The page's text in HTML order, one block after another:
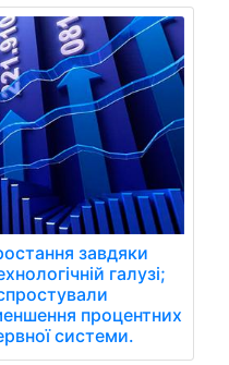
завдяки
галузі;
процентних
системи.